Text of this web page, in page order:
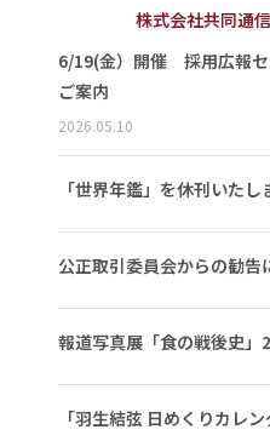
株式会社共同通
6/19(金）開催 採用広報セ
ご案内
2026.05.10
「世界年鑑」を休刊いたし
公正取引委員会からの勧告
報道写真展「食の戦後史」
「羽生結弦 日めくりカレ